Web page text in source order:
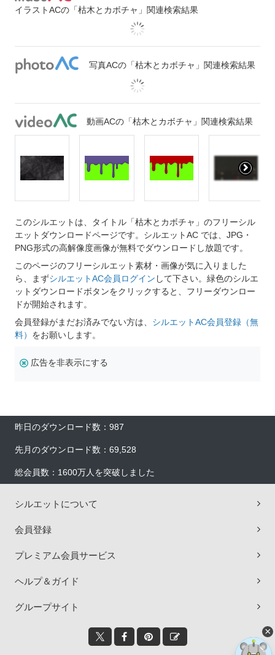
イラストACの「枯木とカボチャ」関連検索結果
写真ACの「枯木とカボチャ」関連検索結果
動画ACの「枯木とカボチャ」関連検索結果
このシルエットは、タイトル「枯木とカボチャ」のフリーシル
エットダウンロードページです。シルエットAC では、JPG・
PNG形式の高解像度画像が無料でダウンロードし放題です。
このページのフリーシルエット素材・画像が気に入りました
ら、まずシルエットAC会員ログイン して下さい。緑色のシルエ
ットダウンロードボタンをクリックすると、フリーダウンロー
ドが開始されます。
会員登録がまだお済みでない方は、 シルエットAC会員登録（無
料） をお願いします。
広告を非表示にする
昨日のダウンロード数：987
先月のダウンロード数：69,528
総会員数：1600万人を突破しました
シルエットについて
会員登録
プレミアム会員サービス
ヘルプ＆ガイド
グループサイト
×